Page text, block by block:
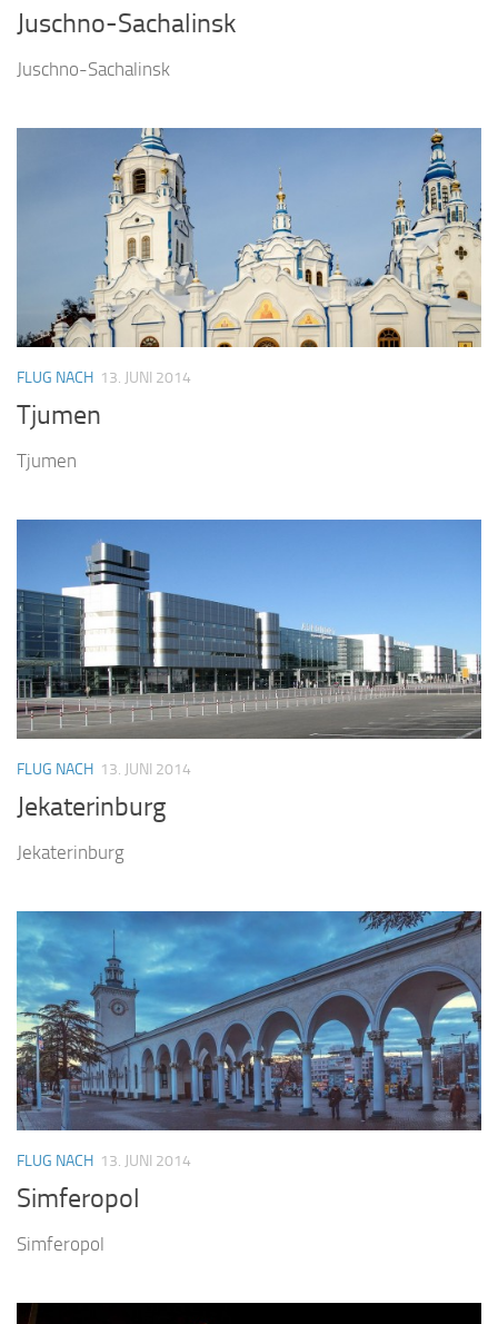
Juschno-Sachalinsk
Juschno-Sachalinsk
FLUG NACH 13. JUNI 2014
Tjumen
Tjumen
FLUG NACH 13. JUNI 2014
Jekaterinburg
Jekaterinburg
FLUG NACH 13. JUNI 2014
Simferopol
Simferopol